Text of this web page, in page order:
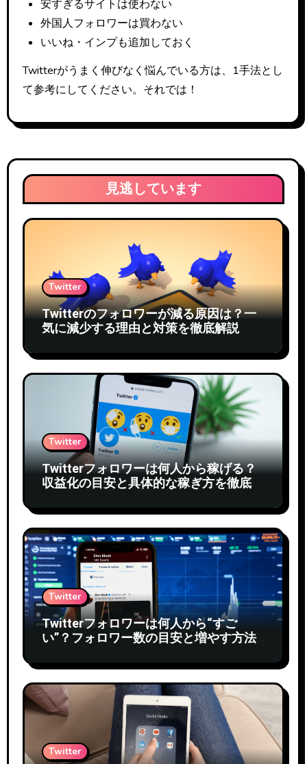
安すぎるサイトは使わない
外国人フォロワーは買わない
いいね・インプも追加しておく
Twitterがうまく伸びなく悩んでいる方は、1手法とし
て参考にしてください。それでは！
見逃しています
Twitter
Twitterのフォロワーが減る原因は？一
気に減少する理由と対策を徹底解説
Twitter
Twitterフォロワーは何人から稼げる？
収益化の目安と具体的な稼ぎ方を徹底解
Twitter
Twitterフォロワーは何人から“すご
い”？フォロワー数の目安と増やす方法
Twitter